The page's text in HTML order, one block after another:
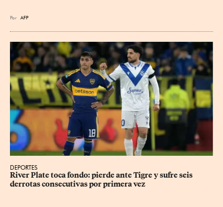
Por AFP
DEPORTES
River Plate toca fondo: pierde ante Tigre y sufre seis
derrotas consecutivas por primera vez